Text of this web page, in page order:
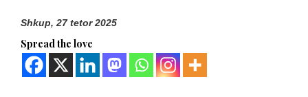
Shkup, 27 tetor 2025
Spread the love